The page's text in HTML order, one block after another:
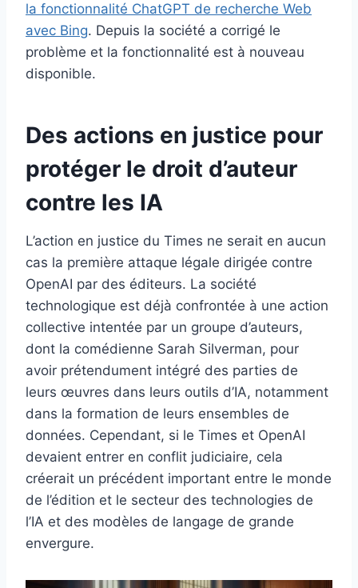
la fonctionnalité ChatGPT de recherche Web
avec Bing. Depuis la société a corrigé le
problème et la fonctionnalité est à nouveau
disponible.
Des actions en justice pour
protéger le droit d’auteur
contre les IA
L’action en justice du Times ne serait en aucun
cas la première attaque légale dirigée contre
OpenAI par des éditeurs. La société
technologique est déjà confrontée à une action
collective intentée par un groupe d’auteurs,
dont la comédienne Sarah Silverman, pour
avoir prétendument intégré des parties de
leurs œuvres dans leurs outils d’IA, notamment
dans la formation de leurs ensembles de
données. Cependant, si le Times et OpenAI
devaient entrer en conflit judiciaire, cela
créerait un précédent important entre le monde
de l’édition et le secteur des technologies de
l’IA et des modèles de langage de grande
envergure.